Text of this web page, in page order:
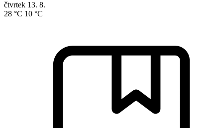
čtvrtek 13. 8.
28 °C 10 °C